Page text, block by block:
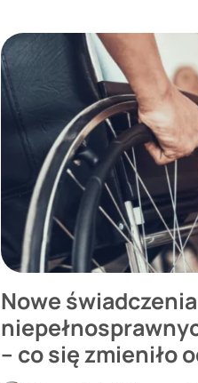
ZAROBKI,
PERSPEKTYWY,
MOŻLIWOŚCI
Nowe
– co się zmieniło